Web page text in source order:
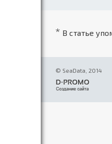
* В статье
© SeaData, 2014